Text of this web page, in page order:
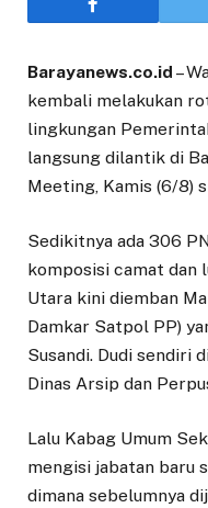
Barayanews.co.id –
kembali melakukan
lingkungan
langsung dilantik di
Meeting, Kamis (6/8)
Sedikitnya ada 306
komposisi camat dan
Utara kini diemban
Damkar Satpol PP)
Susandi. Dudi sendiri
Dinas Arsip dan
Lalu Kabag Umum
mengisi jabatan baru
dimana sebelumnya